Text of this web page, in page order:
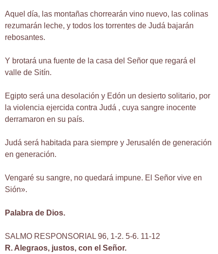
Aquel día, las montañas chorrearán vino nuevo, las colinas
rezumarán leche, y todos los torrentes de Judá bajarán
rebosantes.
Y brotará una fuente de la casa del Señor que regará el
valle de Sitín.
Egipto será una desolación y Edón un desierto solitario, por
la violencia ejercida contra Judá , cuya sangre inocente
derramaron en su país.
Judá será habitada para siempre y Jerusalén de generación
en generación.
Vengaré su sangre, no quedará impune. El Señor vive en
Sión».
Palabra de Dios.
SALMO RESPONSORIAL 96, 1-2. 5-6. 11-12
R. Alegraos, justos, con el Señor.